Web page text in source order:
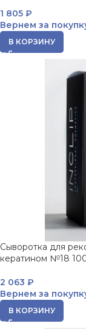
1 805 ₽
Вернем за
В КОРЗИНУ
Сыворотка для
кератином №18
2 063 ₽
Вернем за
В КОРЗИНУ